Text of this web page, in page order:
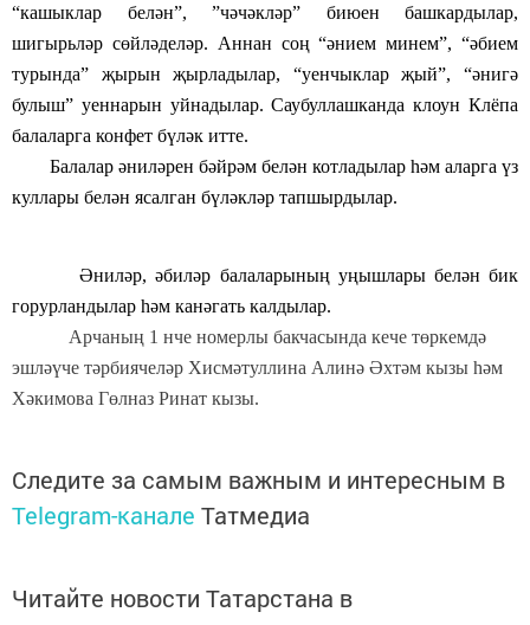
“кашыклар белән”, ”чәчәкләр” биюен башкардылар,
шигырьләр сөйләделәр. Аннан соң “әнием минем”, “әбием
турында” җырын җырладылар, “уенчыклар җый”, “әнигә
булыш” уеннарын уйнадылар. Саубуллашканда клоун Клёпа
балаларга конфет бүләк итте.
Балалар әниләрен бәйрәм белән котладылар һәм аларга үз
куллары белән ясалган бүләкләр тапшырдылар.
Әниләр, әбиләр балаларының уңышлары белән бик
горурландылар һәм канәгать калдылар.
Арчаның 1 нче номерлы бакчасында кече төркемдә
эшләүче тәрбиячеләр Хисмәтуллина Алинә Әхтәм кызы һәм
Хәкимова Гөлназ Ринат кызы.
Следите за самым важным и интересным в
Telegram-канале Татмедиа
Читайте новости Татарстана в